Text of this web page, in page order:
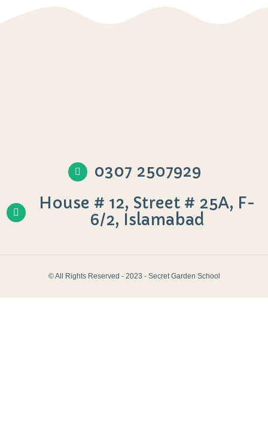
0307 2507929
House # 12, Street # 25A, F-
6/2, Islamabad
© All Rights Reserved - 2023 - Secret Garden School